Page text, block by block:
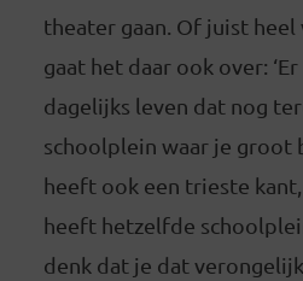
theater gaan. Of juist heel
gaat het daar ook over:
dagelijks leven dat nog
schoolplein waar je groot
heeft ook een trieste
heeft hetzelfde
denk dat je dat